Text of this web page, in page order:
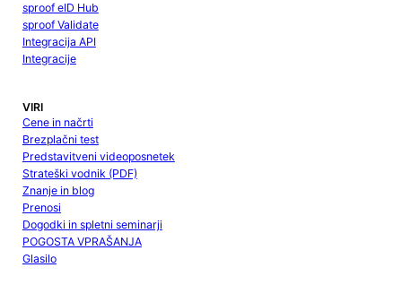
sproof eID Hub
sproof Validate
Integracija API
Integracije
VIRI
Cene in načrti
Brezplačni test
Predstavitveni videoposnetek
Strateški vodnik (PDF)
Znanje in blog
Prenosi
Dogodki in spletni seminarji
POGOSTA VPRAŠANJA
Glasilo